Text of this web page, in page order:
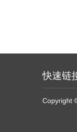
快速链
Copyright